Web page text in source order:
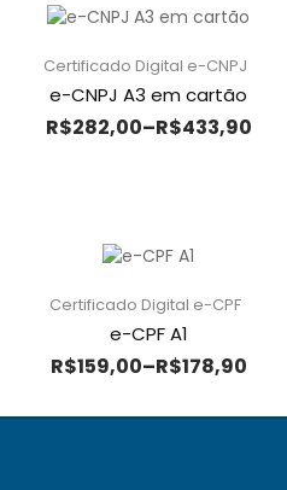
Certificado Digital e-CNPJ
e-CNPJ A3 em cartão
R$282,00–R$433,90
Certificado Digital e-CPF
e-CPF A1
R$159,00–R$178,90